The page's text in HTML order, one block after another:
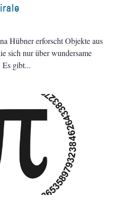
Hübner erforscht Objekte aus
sich nur über wundersame
Es gibt